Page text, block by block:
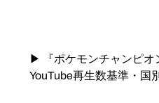
▶ 『ポケモンチャンピオ
YouTube再生数基準・国